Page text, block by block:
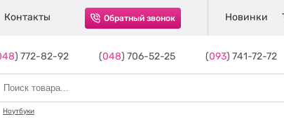
Контакты Обратный звонок Новинки
) 772-82-92 (048) 706-52-25 (093) 741-72-72
Ноутбуки